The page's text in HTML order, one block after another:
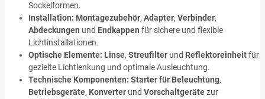
Sockelformen.
Installation: Montagezubehör, Adapter, Verbinder,
Abdeckungen und Endkappen für sichere und flexible
Lichtinstallationen.
Optische Elemente: Linse, Streufilter und Reflektoreinheitfür
gezielte Lichtlenkung und optimale Ausleuchtung.
Technische Komponenten: Starter für Beleuchtung,
Betriebsgeräte, Konverter und Vorschaltgerätezur